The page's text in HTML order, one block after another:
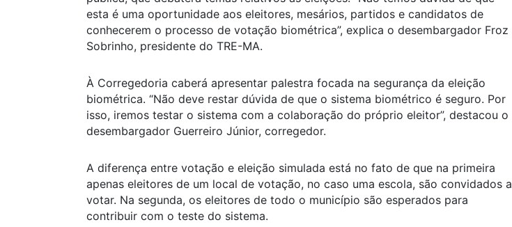
esta é uma oportunidade aos eleitores, mesários, partidos e candidatos de
conhecerem o processo de votação biométrica”, explica o desembargador Froz
Sobrinho, presidente do TRE-MA.
À Corregedoria caberá apresentar palestra focada na segurança da eleição
biométrica. “Não deve restar dúvida de que o sistema biométrico é seguro. Por
isso, iremos testar o sistema com a colaboração do próprio eleitor”, destacou o
desembargador Guerreiro Júnior, corregedor.
A diferença entre votação e eleição simulada está no fato de que na primeira
apenas eleitores de um local de votação, no caso uma escola, são convidados a
votar. Na segunda, os eleitores de todo o município são esperados para
contribuir com o teste do sistema.